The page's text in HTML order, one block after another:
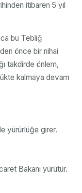
itibaren 5 yıl
bu Tebliğ
önce bir nihai
takdirde önlem,
kalmaya devam
yürürlüğe girer.
Bakanı yürütür.